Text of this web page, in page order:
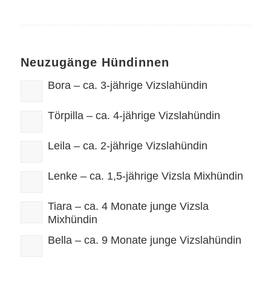
Neuzugänge Hündinnen
Bora – ca. 3-jährige Vizslahündin
Törpilla – ca. 4-jährige Vizslahündin
Leila – ca. 2-jährige Vizslahündin
Lenke – ca. 1,5-jährige Vizsla Mixhündin
Tiara – ca. 4 Monate junge Vizsla
Mixhündin
Bella – ca. 9 Monate junge Vizslahündin